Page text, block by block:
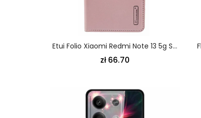
Etui Folio Xiaomi Redmi Note 13 5g Seria Młynów Hanman
zł 66.70